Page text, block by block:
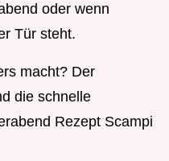
oder wenn
Tür steht.
macht? Der
die schnelle
Rezept Scampi